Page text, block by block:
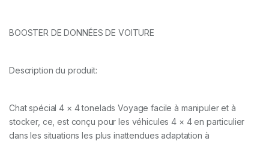
BOOSTER DE DONNÉES DE VOITURE
Description du produit:
Chat spécial 4 × 4 tonelads Voyage facile à manipuler et à
stocker, ce, est conçu pour les véhicules 4 × 4 en particulier
dans les situations les plus inattendues adaptation à